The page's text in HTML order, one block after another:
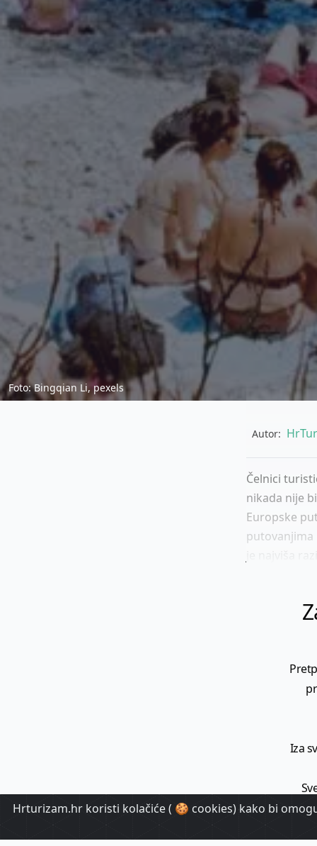
Foto: Bingqian Li, pexels
Autor:
Čelnici
nikada nije
Europske
putovanjima
Iza
Hrturizam.hr koristi kolačiće ( 🍪 cookies) kako bi